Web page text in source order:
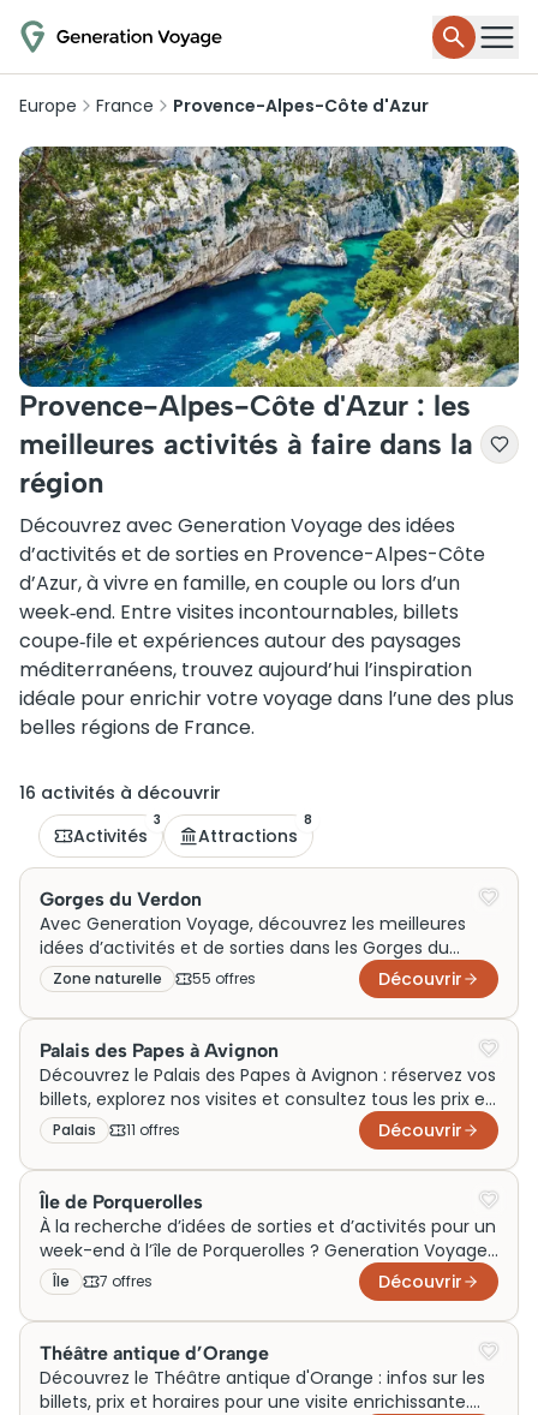
Europe France Provence-Alpes-Côte d'Azur
Provence-Alpes-Côte d'Azur : les
meilleures activités à faire dans la
région
Découvrez avec Generation Voyage des idées
d’activités et de sorties en Provence-Alpes-Côte
d’Azur, à vivre en famille, en couple ou lors d’un
week‑end. Entre visites incontournables, billets
coupe‑file et expériences autour des paysages
méditerranéens, trouvez aujourd’hui l’inspiration
idéale pour enrichir votre voyage dans l’une des plus
belles régions de France.
16 activités à découvrir
Activités
3
Attractions
8
Gorges du Verdon
Avec Generation Voyage, découvrez les meilleures
idées d’activités et de sorties dans les Gorges du
Verdon pour un week-end en famille ou en couple.
Entre visites incontournables, aventures en plein air et
expériences authentiques autour de ce canyon
unique en France, profitez d’un voyage riche en
émotions et en découvertes.
Zone naturelle 55 offres Découvrir
Palais des Papes à Avignon
Découvrez le Palais des Papes à Avignon : réservez vos
billets, explorez nos visites et consultez tous les prix et
horaires. À vos visites inoubliables !
Palais 11 offres Découvrir
Île de Porquerolles
À la recherche d’idées de sorties et d’activités pour un
week-end à l’île de Porquerolles ? Generation Voyage
vous guide à travers des visites incontournables, que
vous voyagiez en famille ou en couple. Plages
sauvages, balades autour du village et découvertes
nature subliment chaque voyage sur cette île
préservée du Var.
Île 7 offres Découvrir
Théâtre antique d’Orange
Découvrez le Théâtre antique d'Orange : infos sur les
billets, prix et horaires pour une visite enrichissante.